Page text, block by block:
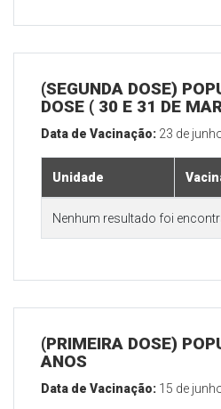
(SEGUNDA DOSE)
DOSE ( 30 E 31 DE
Data de Vacinação: 23 de
Unidade
Nenhum resultado foi
(PRIMEIRA DOSE)
ANOS
Data de Vacinação: 15 de